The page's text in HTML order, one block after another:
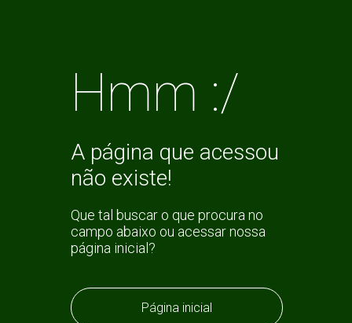
Hmm :/
A página que acessou
não existe!
Que tal buscar o que procura no
campo abaixo ou acessar nossa
página inicial?
Página inicial